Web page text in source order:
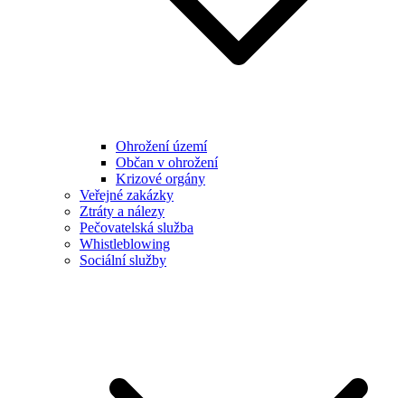
Ohrožení území
Občan v ohrožení
Krizové orgány
Veřejné zakázky
Ztráty a nálezy
Pečovatelská služba
Whistleblowing
Sociální služby